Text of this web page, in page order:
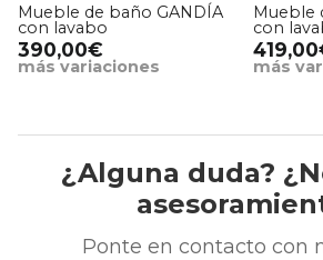
Mueble de baño GANDÍA
con lavabo
390,00€
más variaciones
Mueble
con
más
¿Alguna duda?
Ponte en contacto con